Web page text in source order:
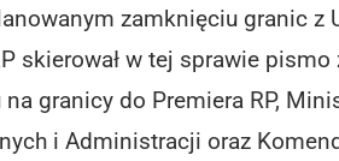
zamknięciu granic z
skierował w tej sprawie
granicy do Premiera RP,
i Administracji oraz